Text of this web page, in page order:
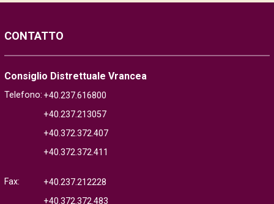
CONTATTO
Consiglio Distrettuale Vrancea
Telefono: +40.237.616800
+40.237.213057
+40.372.372.407
+40.372.372.411
Fax:
+40.237.212228
+40.372.372.483